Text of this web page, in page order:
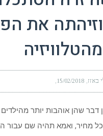
את
באזז 15/02/2018
דבר שהן אוהבות יותר
מחיר, ואמא תהיה שם עבור